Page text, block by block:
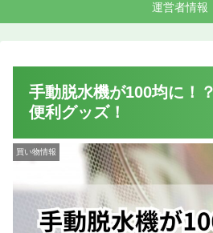
運営者情報
手動脱水機が100均に！
便利グッズ！
買い物情報